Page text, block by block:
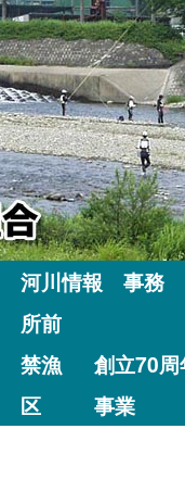
河川情報 事務
所前
禁漁
区
創立70
事業